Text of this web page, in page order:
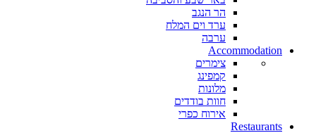
הר הנגב
ערד וים המלח
ערבה
Accommodation
צימרים
קמפינג
מלונות
חוות בודדים
אירוח כפרי
Restaurants